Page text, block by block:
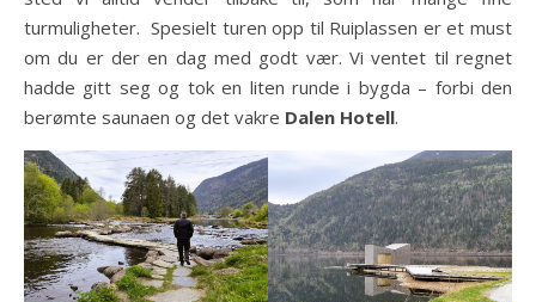
turmuligheter. Spesielt turen opp til Ruiplassen er et must
om du er der en dag med godt vær. Vi ventet til regnet
hadde gitt seg og tok en liten runde i bygda – forbi den
berømte saunaen og det vakre Dalen Hotell.